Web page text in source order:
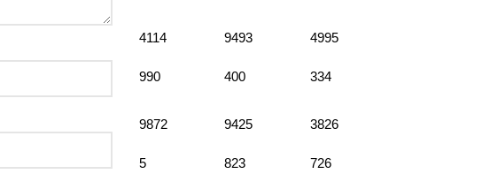
4114
990
9493
400
4995
334
9872
5
9425
823
3826
726